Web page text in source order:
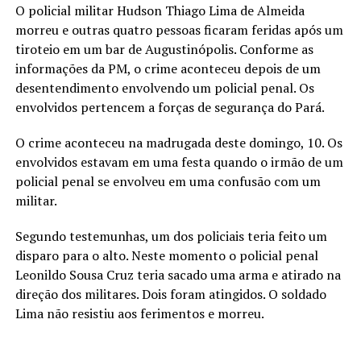
O policial militar Hudson Thiago Lima de Almeida
morreu e outras quatro pessoas ficaram feridas após um
tiroteio em um bar de Augustinópolis. Conforme as
informações da PM, o crime aconteceu depois de um
desentendimento envolvendo um policial penal. Os
envolvidos pertencem a forças de segurança do Pará.
O crime aconteceu na madrugada deste domingo, 10. Os
envolvidos estavam em uma festa quando o irmão de um
policial penal se envolveu em uma confusão com um
militar.
Segundo testemunhas, um dos policiais teria feito um
disparo para o alto. Neste momento o policial penal
Leonildo Sousa Cruz teria sacado uma arma e atirado na
direção dos militares. Dois foram atingidos. O soldado
Lima não resistiu aos ferimentos e morreu.